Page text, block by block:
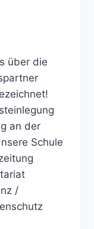
über die
an der
Schule
/